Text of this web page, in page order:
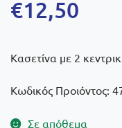
€12,50
Κασετίνα με 2
Κωδικός Προιόντος:
Σε απόθεμα